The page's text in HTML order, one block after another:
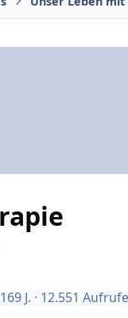
9 J. · 12.551 Aufrufe